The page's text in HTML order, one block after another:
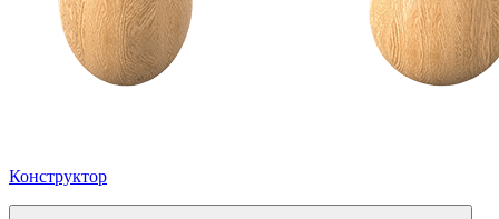
Конструктор